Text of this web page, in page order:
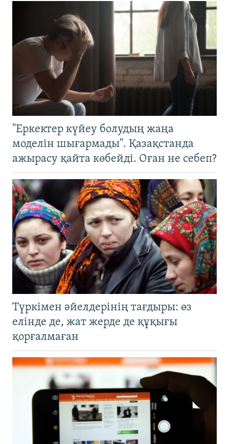
"Еркектер күйеу болудың жаңа
моделін шығармады". Қазақстанда
ажырасу қайта көбейді. Оған не себеп?
Түркімен әйелдерінің тағдыры: өз
елінде де, жат жерде де құқығы
қорғалмаған